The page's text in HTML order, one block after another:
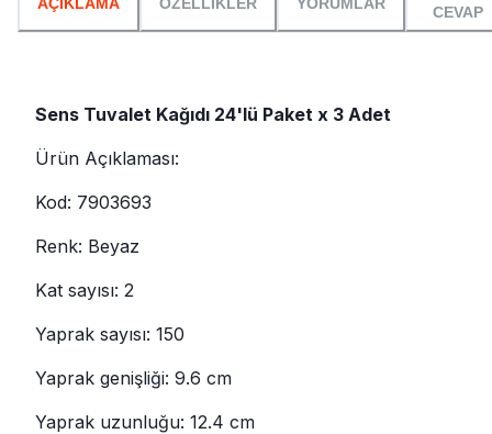
CEVAP
Sens Tuvalet Kağıdı 24'lü Paket x 3 Adet
Ürün Açıklaması:
Kod: 7903693
Renk: Beyaz
Kat sayısı: 2
Yaprak sayısı: 150
Yaprak genişliği: 9.6 cm
Yaprak uzunluğu: 12.4 cm